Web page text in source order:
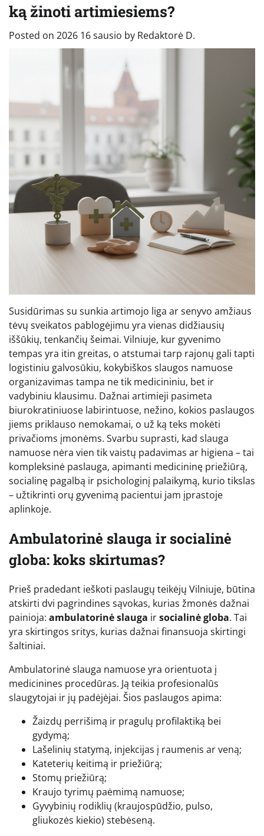
ką žinoti artimiesiems?
Posted on 2026 16 sausio by Redaktorė D.
Susidūrimas su sunkia artimojo liga ar senyvo amžiaus
tėvų sveikatos pablogėjimu yra vienas didžiausių
iššūkių, tenkančių šeimai. Vilniuje, kur gyvenimo
tempas yra itin greitas, o atstumai tarp rajonų gali tapti
logistiniu galvosūkiu, kokybiškos slaugos namuose
organizavimas tampa ne tik medicininiu, bet ir
vadybiniu klausimu. Dažnai artimieji pasimeta
biurokratiniuose labirintuose, nežino, kokios paslaugos
jiems priklauso nemokamai, o už ką teks mokėti
privačioms įmonėms. Svarbu suprasti, kad slauga
namuose nėra vien tik vaistų padavimas ar higiena – tai
kompleksinė paslauga, apimanti medicininę priežiūrą,
socialinę pagalbą ir psichologinį palaikymą, kurio tikslas
– užtikrinti orų gyvenimą pacientui jam įprastoje
aplinkoje.
Ambulatorinė slauga ir socialinė
globa: koks skirtumas?
Prieš pradedant ieškoti paslaugų teikėjų Vilniuje, būtina
atskirti dvi pagrindines sąvokas, kurias žmonės dažnai
painioja: ambulatorinė slauga irsocialinė globa. Tai
yra skirtingos sritys, kurias dažnai finansuoja skirtingi
šaltiniai.
Ambulatorinė slauga namuose yra orientuota į
medicinines procedūras. Ją teikia profesionalūs
slaugytojai ir jų padėjėjai. Šios paslaugos apima:
Žaizdų perrišimą ir pragulų profilaktiką bei
gydymą;
Lašelinių statymą, injekcijas į raumenis ar veną;
Kateterių keitimą ir priežiūrą;
Stomų priežiūrą;
Kraujo tyrimų paėmimą namuose;
Gyvybinių rodiklių (kraujospūdžio, pulso,
gliukozės kiekio) stebėseną.